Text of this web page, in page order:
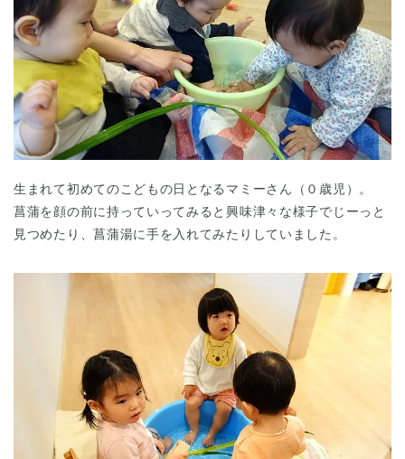
神奈川県 神奈川県 全域
生まれて初めてのこどもの日となるマミーさん（０歳児）。
菖蒲を顔の前に持っていってみると興味津々な様子でじーっと
見つめたり、菖蒲湯に手を入れてみたりしていました。